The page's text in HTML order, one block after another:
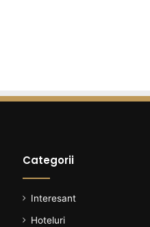
Categorii
Interesant
Hoteluri